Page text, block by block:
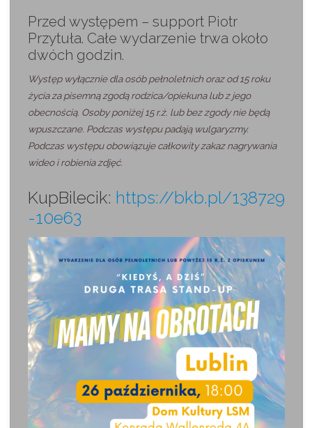
Przed występem – support Piotr
Przytuła. Całe wydarzenie trwa około
dwóch godzin.
Występ wyłącznie dla osób pełnoletnich oraz od 15 roku
życia za pisemną zgodą rodzica/opiekuna lub z jego
obecnością. Osoby poniżej 15 r.ż. lub bez zgody nie będą
wpuszczane. Podczas występu padają wulgaryzmy.
Podczas występu obowiązuje całkowity zakaz nagrywania
wideo i robienia zdjęć.
KupBilecik: https://bkb.pl/138729
-10e63